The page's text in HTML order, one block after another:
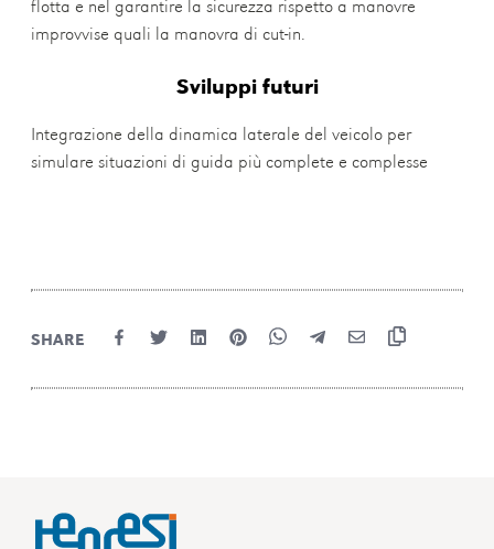
improvvise quali la manovra di cut-in.
Sviluppi futuri
Integrazione della dinamica laterale del veicolo per
simulare situazioni di guida più complete e complesse
SHARE